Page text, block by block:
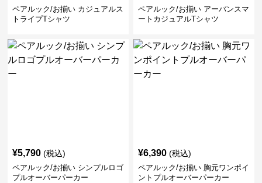
ペアルック/お揃い カジュアルス
トライプTシャツ
ペアルック/お揃い アーバンスマ
ートカジュアルTシャツ
¥5,790 (税込)
ペアルック/お揃い シンプルロゴ
プルオーバーパーカー
¥6,390 (税込)
ペアルック/お揃い 胸元ワンポイ
ントプルオーバーパーカー